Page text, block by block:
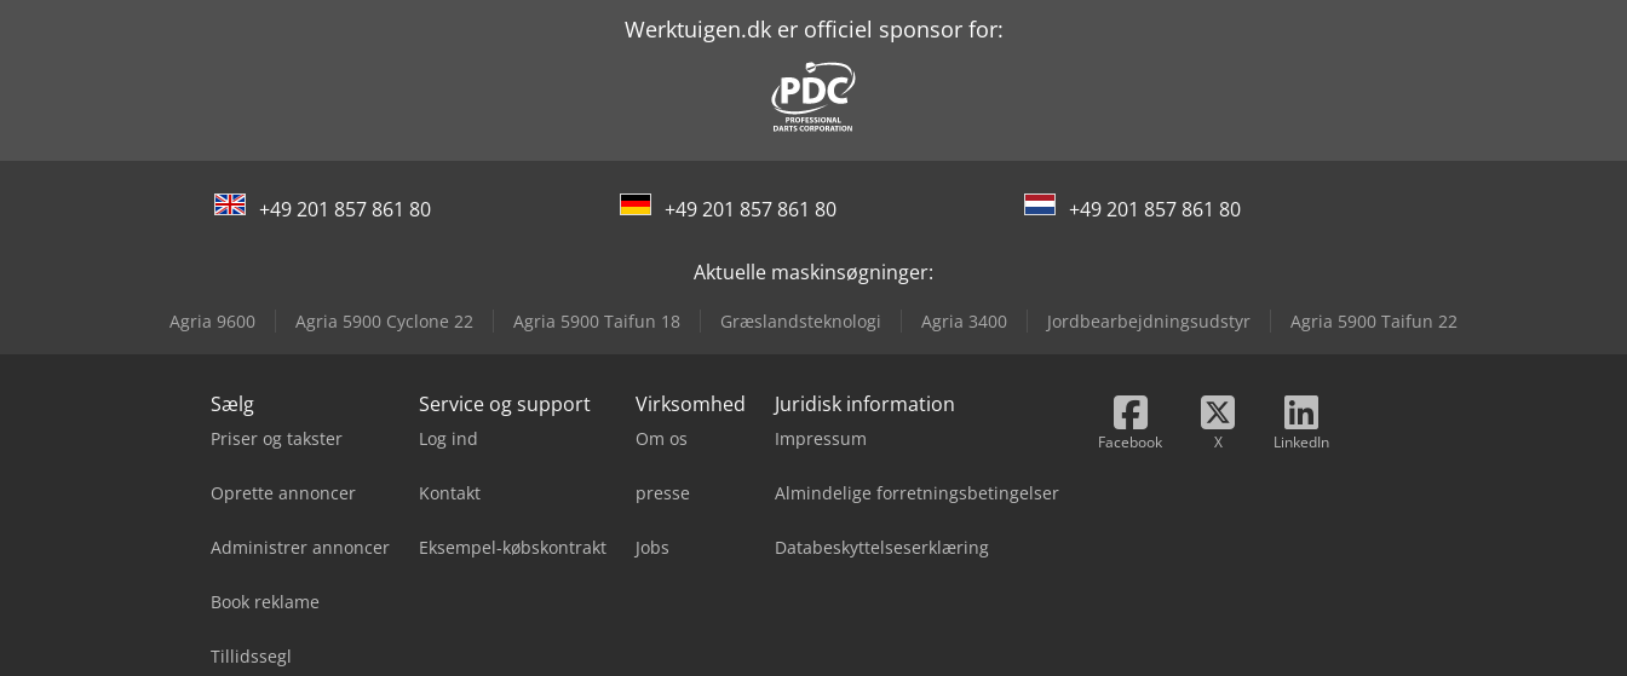
Werktuigen.dk er officiel sponsor for:
+49 201 857 861 80 +49 201 857 861 80 +49 201 857 861 80
Aktuelle maskinsøgninger:
Agria 9600 Agria 5900 Cyclone 22 Agria 5900 Taifun 18 Græslandsteknologi Agria 3400 Jordbearbejdningsudstyr Agria 5900 Taifun 22
Sælg
Priser og takster
Oprette annoncer
Administrer annoncer
Book reklame
Tillidssegl
Service og support
Log ind
Kontakt
Eksempel-købskontrakt
Virksomhed
Om os
presse
Jobs
Juridisk information
Impressum
Almindelige forretningsbetingelser
Databeskyttelseserklæring
Facebook X LinkedIn